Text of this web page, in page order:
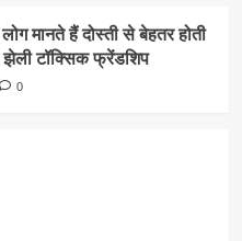
मानते हैं दोस्ती से बेहतर होती
टॉक्सिक फ्रेंडशिप
0